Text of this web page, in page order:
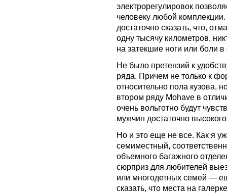
электрорегулировок
человеку любой
достаточно сказать, что,
одну тысячу километров,
на затекшие ноги или боли в
Не было претензий к
ряда. Причем не только к
относительно пола кузова,
втором ряду Mohave в
очень вольготно будут
мужчин достаточно
Но и это еще не все. Как я
семиместный,
объемного багажного
сюрприз для любителей
или многодетных семей —
сказать, что места на